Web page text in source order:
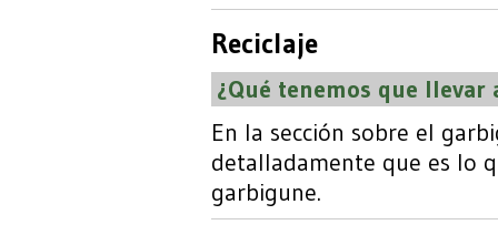
Reciclaje
¿Qué tenemos que
En la sección sobre el
detalladamente que es lo
garbigune.